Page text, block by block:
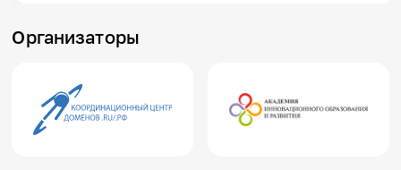
Организаторы